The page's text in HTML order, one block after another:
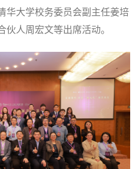
华大学校务委员会副主任姜培
伙人周宏文等出席活动。